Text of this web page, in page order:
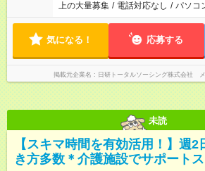
上の大量募集 / 電話対応なし / パソコ
気になる！ 応募する
掲載元企業名 日研トータルソーシング株式会社
未読
【スキマ時間を有効活用！】週
き方多数＊介護施設でサポート